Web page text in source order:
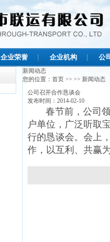
企业荣誉 企业机构 公
新闻动态
您的位置： 首页 >> >> 新闻动态
公司召开合作恳谈会
发布时间：2014-02-10
春节前，公司
户单位，广泛听取
行的恳谈会。会上
作，以互利、共赢